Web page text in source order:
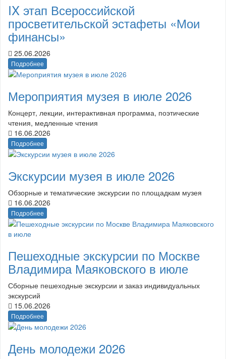
IX этап Всероссийской
просветительской эстафеты «Мои
финансы»
25.06.2026
Подробнее
Мероприятия музея в июле 2026
Концерт, лекции, интерактивная программа, поэтические
чтения, медленные чтения
16.06.2026
Подробнее
Экскурсии музея в июле 2026
Обзорные и тематические экскурсии по площадкам музея
16.06.2026
Подробнее
Пешеходные экскурсии по Москве
Владимира Маяковского в июле
Сборные пешеходные экскурсии и заказ индивидуальных
экскурсий
15.06.2026
Подробнее
День молодежи 2026